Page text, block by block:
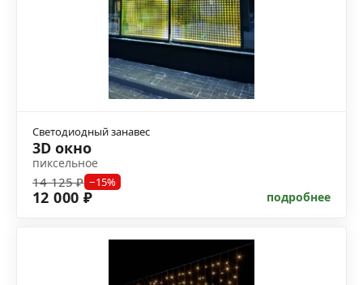
Светодиодный занавес
3D окно
пиксельное
14 125 ₽ −15%
12 000 ₽ подробнее